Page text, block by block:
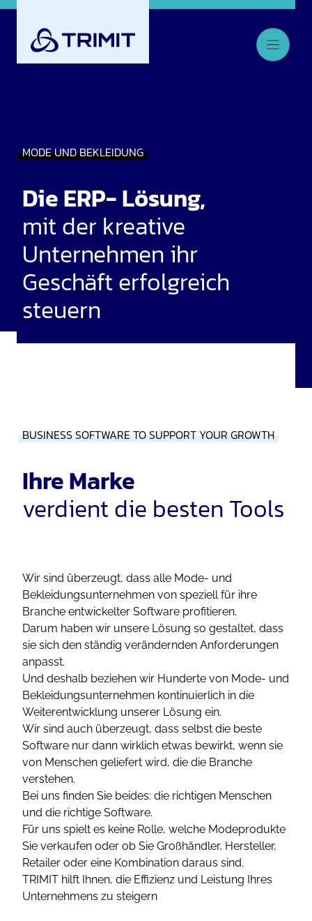
MODE UND BEKLEIDUNG
Die ERP- Lösung,
mit der kreative
Unternehmen ihr
Geschäft erfolgreich
steuern
BUSINESS SOFTWARE TO SUPPORT YOUR GROWTH
Ihre Marke
verdient die besten Tools
Wir sind überzeugt, dass alle Mode- und
Bekleidungsunternehmen von speziell für ihre
Branche entwickelter Software profitieren.
Darum haben wir unsere Lösung so gestaltet, dass
sie sich den ständig verändernden Anforderungen
anpasst.
Und deshalb beziehen wir Hunderte von Mode- und
Bekleidungsunternehmen kontinuierlich in die
Weiterentwicklung unserer Lösung ein.
Wir sind auch überzeugt, dass selbst die beste
Software nur dann wirklich etwas bewirkt, wenn sie
von Menschen geliefert wird, die die Branche
verstehen.
Bei uns finden Sie beides: die richtigen Menschen
und die richtige Software.
Für uns spielt es keine Rolle, welche Modeprodukte
Sie verkaufen oder ob Sie Großhändler, Hersteller,
Retailer oder eine Kombination daraus sind.
TRIMIT hilft Ihnen, die Effizienz und Leistung Ihres
Unternehmens zu steigern